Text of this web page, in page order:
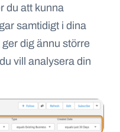
du att kunna
samtidigt i dina
dig ännu större
vill analysera din